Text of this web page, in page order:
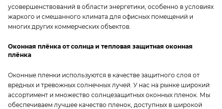
усовершенствований в области энергетики, особенно в условиях
жаркого и смешанного климата для офисных помещений и
многих других коммерческих объектов.
Оконная плёнка от солнца и тепловая защитная оконная
плёнка
Оконные пленки используются в качестве защитного слоя от
вредных и тревожных солнечных лучей. У нас на рынке широкий
ассортимент и множество солнцезащитных оконных пленок. Мы
обеспечиваем лучшее качество пленок, доступных в широкой